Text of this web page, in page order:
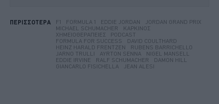
ΠΕΡΙΣΣΟΤΕΡΑ F1 FORMULA 1 EDDIE JORDAN
JORDAN GRAND PRIX
MICHAEL SCHUMACHER
ΚΑΡΚΊΝΟΣ
ΧΗΜΕΙΟΘΕΡΑΠΕΊΕΣ
PODCAST
FORMULA FOR SUCCESS
DAVID COULTHARD
HEINZ HARALD FRENTZEN
RUBENS BARRICHELLO
JARNO TRULLI
AYRTON SENNA
NIGEL MANSELL
EDDIE IRVINE
RALF SCHUMACHER
DAMON HILL
GIANCARLO FISICHELLA
JEAN ALESI